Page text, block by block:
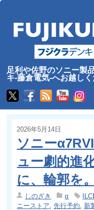
足利や佐野のソニー製
キ-藤倉電気-へお越し
2026年5月14日
ソニー
ュー劇的進
に、輪郭を
しのざき α
ニーストア ,先行予約 新